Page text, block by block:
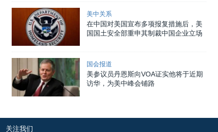
美中关系
在中国对美国宣布多项报复措施后，美
国国土安全部重申其制裁中国企业立场
国会报道
美参议员丹恩斯向VOA证实他将于近期
访华，为美中峰会铺路
关注我们